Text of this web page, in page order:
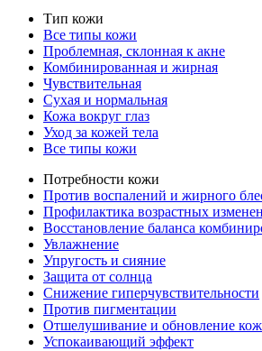
Тип кожи
Все типы кожи
Проблемная, склонная к акне
Комбинированная и жирная
Чувствительная
Сухая и нормальная
Кожа вокруг глаз
Уход за кожей тела
Все типы кожи
Потребности кожи
Против воспалений и жирного
Профилактика возрастных
Восстановление баланса
Увлажнение
Упругость и сияние
Защита от солнца
Снижение гиперчувствительности
Против пигментации
Отшелушивание и обновление
Успокаивающий эффект